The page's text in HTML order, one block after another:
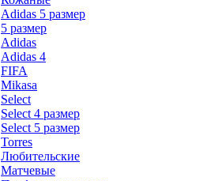
Adidas 5 размер
5 размер
Adidas
Adidas 4
FIFA
Mikasa
Select
Select 4 размер
Select 5 размер
Torres
Любительские
Матчевые